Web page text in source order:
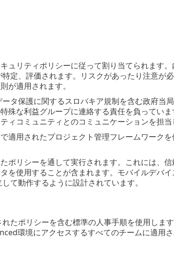
ュリティポリシーに従って割り当てられます
定、評価されます。リスクがあったり注意が
が適用されます。
タ保護に関するスロバキア規制を含む政府当
殊な利益グループに連絡する責任を負ってい
コミュニティとのコミュニケーションを担当
適用されたプロジェクト管理フレームワーク
ポリシーを通して実行されます。これには、
使用することが含まれます。モバイルデバイ
て動作するように設計されています。
たポリシーを含む標準の人事手順を使用しま
環境にアクセスするすべてのチームに適用さ